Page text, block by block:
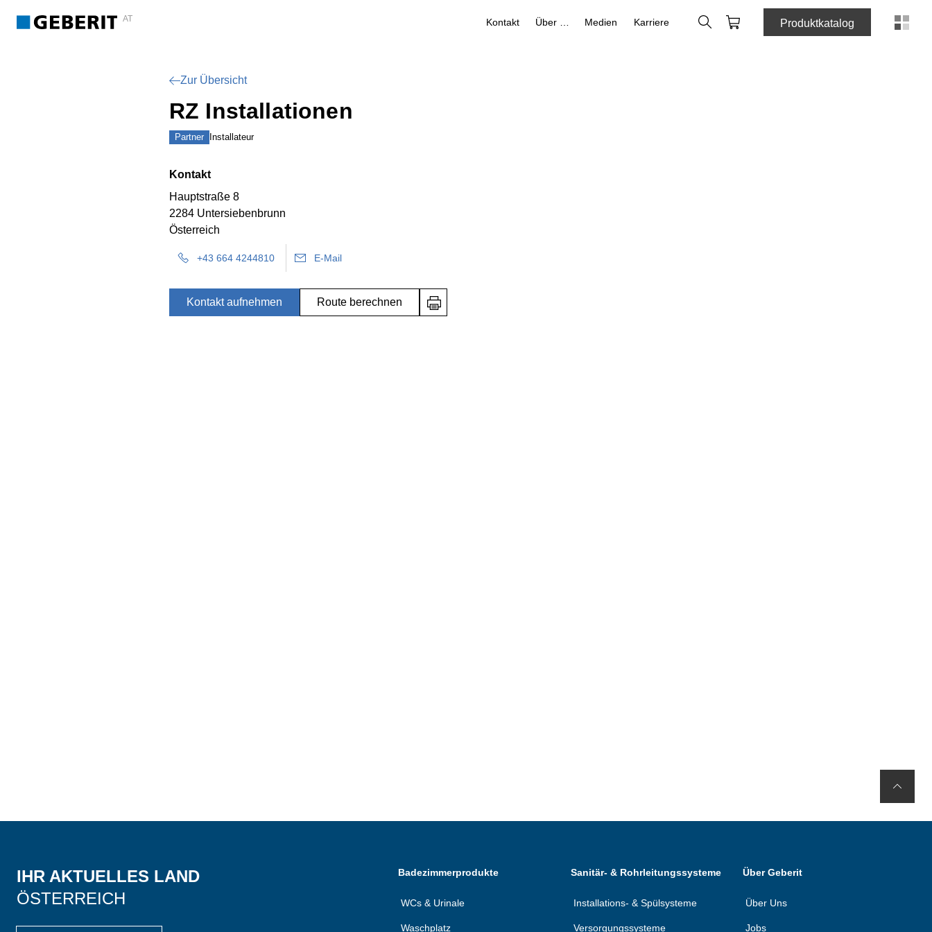
AT Kontakt Medien Karriere Suche WarenkorbProduktkatalog
Zur Übersicht
RZ Installationen
Partner Installateur
Kontakt
Hauptstraße 8
2284 Untersiebenbrunn
Österreich
+43 664 4244810 E-Mail
Kontakt aufnehmen Route berechnen
IHR AKTUELLES LAND
ÖSTERREICH
Badezimmerprodukte
WCs & Urinale
Waschplatz
Sanitär- & Rohrleitungssysteme
Installations- & Spülsysteme
Versorgungssysteme
Über Geberit
Über Uns
Jobs